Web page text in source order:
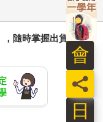
坑道。如果金絲雀死
認為這只是傳說，但
利用她來確認一件
樹枝，兩腳稍微打
，隨時掌握出貨動
日
員
會